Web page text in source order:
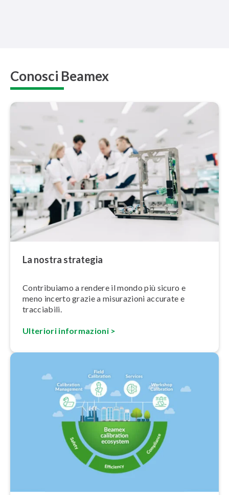
Conosci Beamex
La nostra strategia
Con­tri­buia­mo a rendere il mondo più sicuro e
meno incerto grazie a misurazioni accurate e
tracciabili.
Ulteriori in­for­ma­zio­ni >